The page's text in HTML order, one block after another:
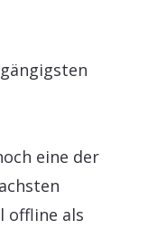
eine der
offline als